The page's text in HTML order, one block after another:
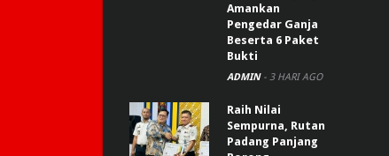
Amankan
Pengedar Ganja
Beserta 6 Paket
Bukti
ADMIN - 3 HARI AGO
Raih Nilai
Sempurna, Rutan
Padang Panjang